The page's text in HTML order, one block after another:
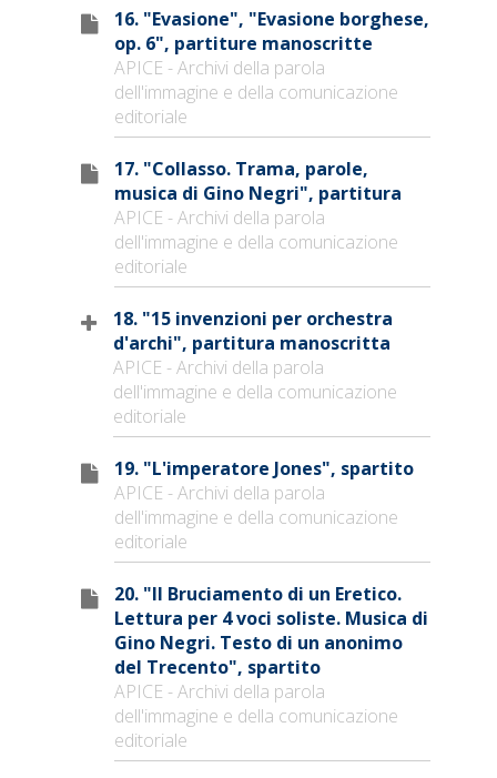
16. "Evasione", "Evasione borghese,
op. 6", partiture manoscritte
APICE - Archivi della parola
dell'immagine e della comunicazione
editoriale
17. "Collasso. Trama, parole,
musica di Gino Negri", partitura
APICE - Archivi della parola
dell'immagine e della comunicazione
editoriale
18. "15 invenzioni per orchestra
d'archi", partitura manoscritta
APICE - Archivi della parola
dell'immagine e della comunicazione
editoriale
19. "L'imperatore Jones", spartito
APICE - Archivi della parola
dell'immagine e della comunicazione
editoriale
20. "Il Bruciamento di un Eretico.
Lettura per 4 voci soliste. Musica di
Gino Negri. Testo di un anonimo
del Trecento", spartito
APICE - Archivi della parola
dell'immagine e della comunicazione
editoriale